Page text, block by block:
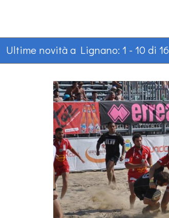
Ultime novità a Lignano: 1 - 10 di 16